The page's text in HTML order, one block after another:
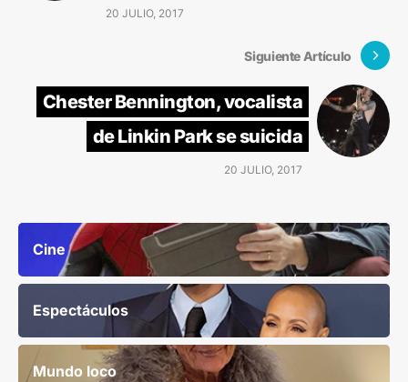
20 JULIO, 2017
Siguiente Artículo
Chester Bennington, vocalista
de Linkin Park se suicida
20 JULIO, 2017
Cine
Espectáculos
Mundo loco